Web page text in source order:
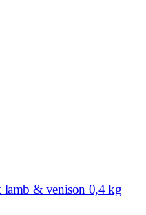
& venison 0,4 kg